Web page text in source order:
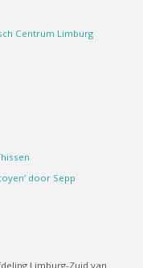
Centrum Limburg
door Sepp
Limburg-Zuid van